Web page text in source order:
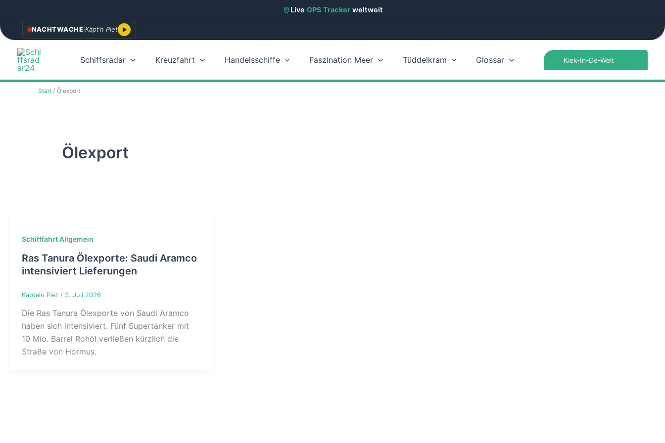
Live GPS Trackerweltweit
Zum
Inhalt
springen
NACHTWACHE Käpt’n Piet
Schiffsradar Kreuzfahrt Handelsschiffe Faszination Meer Tüddelkram Glossar
Start Ölexport
Ölexport
Schifffahrt Allgemein
Ras Tanura Ölexporte: Saudi Aramco
intensiviert Lieferungen
Kaptain Piet / 3. Juli 2026
Die Ras Tanura Ölexporte von Saudi Aramco
haben sich intensiviert. Fünf Supertanker mit
10 Mio. Barrel Rohöl verließen kürzlich die
Straße von Hormus.